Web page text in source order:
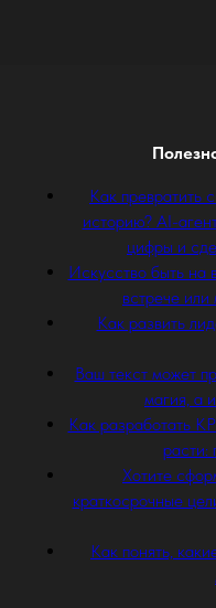
Как превратить
историю? AI-
цифры и
Искусство быть на
встрече
Как развить
Ваш текст может
магия, а
Как разработать
расти:
Хотите
краткосрочные
Как понять,